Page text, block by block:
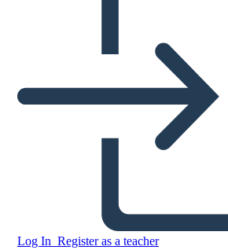
Log In Register as a teacher